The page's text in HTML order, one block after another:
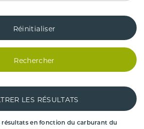
Réinitialiser
Rechercher
LES RÉSULTATS
résultats en fonction du carburant du